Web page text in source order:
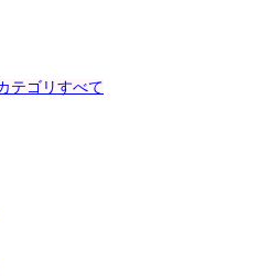
テゴリすべて